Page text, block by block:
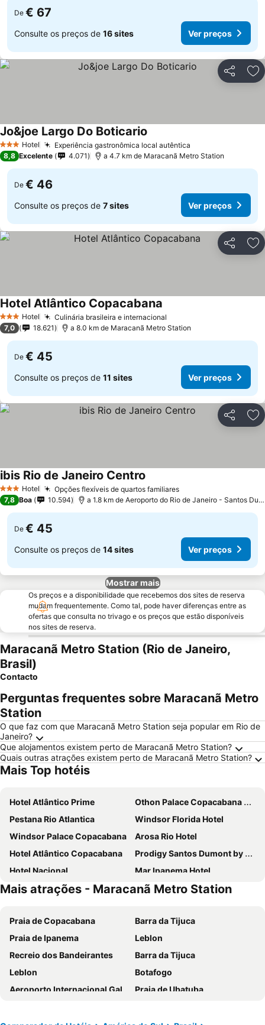
De € 67
Consulte os preços de 16 sites Ver preços
Partilhar
3 EstrelasHotel Experiência gastronômica local autêntica
Jo&joe Largo Do Boticario
8,8 Excelente 4.071 a 4.7 km de Maracanã Metro Station
De € 46
Consulte os preços de 7 sites Ver preços
Partilhar
3 EstrelasHotel Culinária brasileira e internacional
Hotel Atlântico Copacabana
7,0 18.621 a 8.0 km de Maracanã Metro Station
De € 45
Consulte os preços de 11 sites Ver preços
Partilhar
3 EstrelasHotel Opções flexíveis de quartos familiares
ibis Rio de Janeiro Centro
7,8 Boa 10.594 a 1.8 km de Aeroporto do Rio de Janeiro - Santos Dumont
De € 45
Consulte os preços de 14 sites Ver preços
Mostrar mais
Os preços e a disponibilidade que recebemos dos sites de reserva
mudam frequentemente. Como tal, pode haver diferenças entre as
ofertas que consulta no trivago e os preços que estão disponíveis
nos sites de reserva.
Maracanã Metro Station (Rio de Janeiro,
Brasil)
Contacto
Perguntas frequentes sobre Maracanã Metro
Station
O que faz com que Maracanã Metro Station seja popular em Rio de
Janeiro?
Que alojamentos existem perto de Maracanã Metro Station?
Quais outras atrações existem perto de Maracanã Metro Station?
Mais Top hotéis
Hotel Atlântico Prime
Othon Palace Copacabana Rio
Pestana Rio Atlantica
Windsor Florida Hotel
Windsor Palace Copacabana
Arosa Rio Hotel
Hotel Atlântico Copacabana
Prodigy Santos Dumont by Wish
Hotel Nacional
Mar Ipanema Hotel
Hilton Rio de Janeiro Copacabana
Hotel Atlântico Rio
Windsor Marapendi
Sheraton Grand Rio Hotel & Resort
Windsor Oceanico
Vila Galé Rio de Janeiro
ibis budget RJ Praia de Botafogo
Copacabana Palace, A Belmond Hotel, Rio de Janeiro
B&B HOTEL Rio Copacabana Forte
Samba Bossa Nova Ipanema
Hotel Astoria Palace
Hilton Barra Rio De Janeiro
Mais atrações - Maracanã Metro Station
Praia de Copacabana
Barra da Tijuca
Praia de Ipanema
Leblon
Recreio dos Bandeirantes
Barra da Tijuca
Leblon
Botafogo
Aeroporto Internacional Galeão - Antônio Carlos Jobim
Praia de Ubatuba